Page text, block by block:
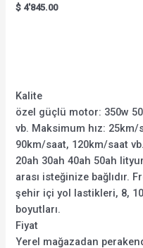
Rated
5.00
$ 4'845.00
Kalite
özel güçlü motor: 350w
vb. Maksimum hız:
90km/saat, 120km/saat
20ah 30ah 40ah 50ah
arası isteğinize bağlıdır.
şehir içi yol lastikleri, 8,
boyutları.
Fiyat
Yerel mağazadan